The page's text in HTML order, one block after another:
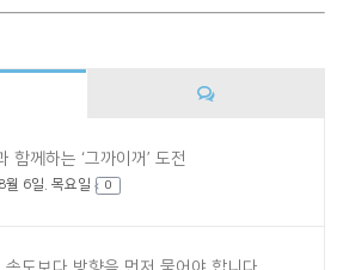
함께하는 ‘그까이꺼’ 도전
6일. 목요일 0